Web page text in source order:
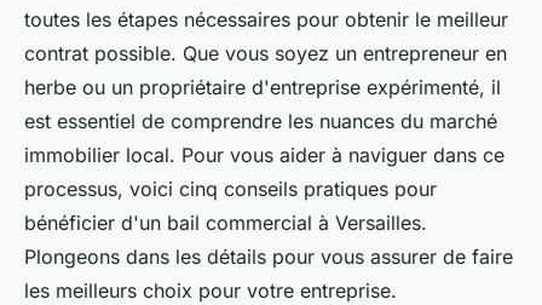
toutes les étapes nécessaires pour obtenir le meilleur
contrat possible. Que vous soyez un entrepreneur en
herbe ou un propriétaire d'entreprise expérimenté, il
est essentiel de comprendre les nuances du marché
immobilier local. Pour vous aider à naviguer dans ce
processus, voici cinq conseils pratiques pour
bénéficier d'un bail commercial à Versailles.
Plongeons dans les détails pour vous assurer de faire
les meilleurs choix pour votre entreprise.